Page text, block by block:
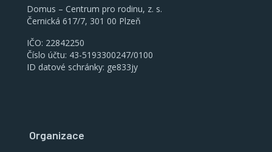
Domus – Centrum pro rodinu, z. s.
Černická 617/7, 301 00 Plzeň
IČO: 22842250
Číslo účtu: 43-5193300247/0100
ID datové schránky: ge833jy
Organizace